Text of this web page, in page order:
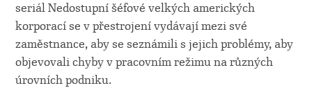
seriál Nedostupní šéfové velkých amerických
korporací se v přestrojení vydávají mezi své
zaměstnance, aby se seznámili s jejich problémy, aby
objevovali chyby v pracovním režimu na různých
úrovních podniku.